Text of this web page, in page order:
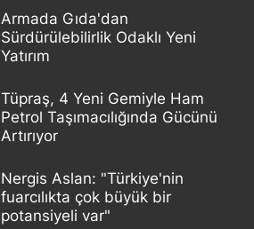
Armada Gıda'dan
Sürdürülebilirlik Odaklı Yeni
Yatırım
Tüpraş, 4 Yeni Gemiyle Ham
Petrol Taşımacılığında Gücünü
Artırıyor
Nergis Aslan: "Türkiye'nin
fuarcılıkta çok büyük bir
potansiyeli var"